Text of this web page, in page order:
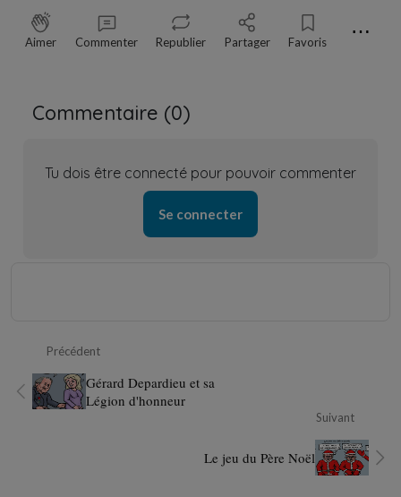
Aimer Commenter Republier Partager Favoris ⋯
Commentaire (0)
Tu dois être connecté pour pouvoir commenter
Se connecter
Précédent
Gérard Depardieu et sa
Légion d'honneur
Suivant
Le jeu du Père Noël